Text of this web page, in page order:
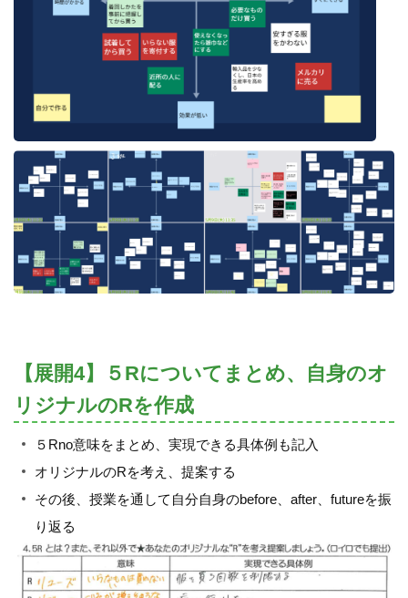
【展開4】５Rについてまとめ、自身のオ
リジナルのRを作成
５Rno意味をまとめ、実現できる具体例も記入
オリジナルのRを考え、提案する
その後、授業を通して自分自身のbefore、after、futureを振
り返る